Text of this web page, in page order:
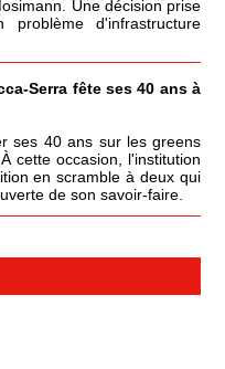
Une décision prise
d'infrastructure
Serra fête ses 40 ans à
ses 40 ans sur les greens
cette occasion, l'institution
en scramble à deux qui
de son savoir-faire.